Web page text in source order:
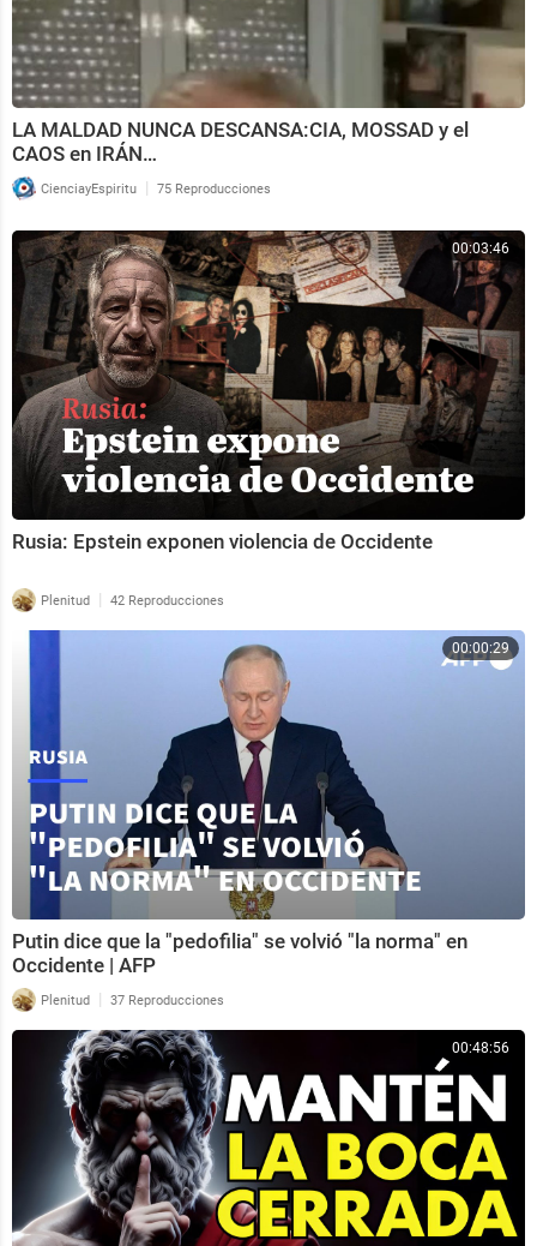
LA MALDAD NUNCA DESCANSA:CIA, MOSSAD y el
CAOS en IRÁN…
CienciayEspiritu | 75 Reproducciones
00:03:46
Rusia: Epstein exponen violencia de Occidente
Plenitud | 42 Reproducciones
00:00:29
Putin dice que la "pedofilia" se volvió "la norma" en
Occidente | AFP
Plenitud | 37 Reproducciones
00:48:56